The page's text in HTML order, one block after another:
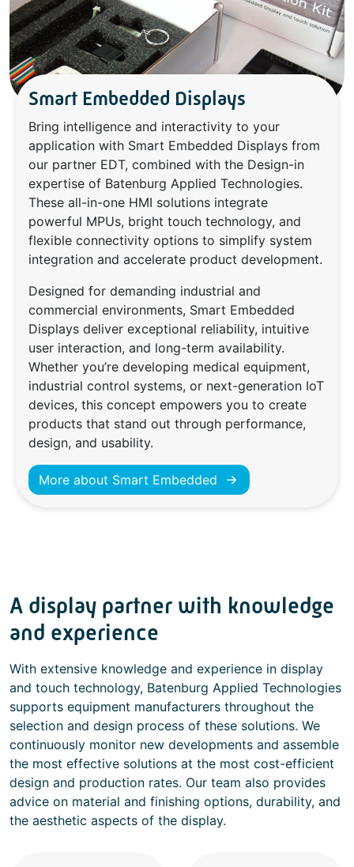
Smart Embedded Displays
Bring intelligence and interactivity to your
application with Smart Embedded Displays from
our partner EDT, combined with the Design-in
expertise of Batenburg Applied Technologies.
These all-in-one HMI solutions integrate
powerful MPUs, bright touch technology, and
flexible connectivity options to simplify system
integration and accelerate product development.
Designed for demanding industrial and
commercial environments, Smart Embedded
Displays deliver exceptional reliability, intuitive
user interaction, and long-term availability.
Whether you’re developing medical equipment,
industrial control systems, or next-generation IoT
devices, this concept empowers you to create
products that stand out through performance,
design, and usability.
More about Smart Embedded
A display partner with knowledge
and experience
With extensive knowledge and experience in display
and touch technology, Batenburg Applied Technologies
supports equipment manufacturers throughout the
selection and design process of these solutions. We
continuously monitor new developments and assemble
the most effective solutions at the most cost-efficient
design and production rates. Our team also provides
advice on material and finishing options, durability, and
the aesthetic aspects of the display.